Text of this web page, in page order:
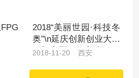
2018“美丽世园·科技冬
奥”\n延庆创新创业大赛
西部赛区（西安站）
2018-11-20 西安